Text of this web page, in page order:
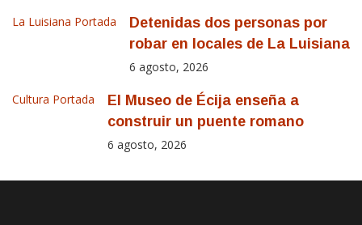
La Luisiana Portada
Detenidas dos personas por
robar en locales de La Luisiana
6 agosto, 2026
Cultura Portada
El Museo de Écija enseña a
construir un puente romano
6 agosto, 2026